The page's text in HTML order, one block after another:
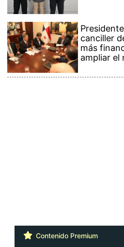
canciller
más
ampliar el
Contenido Premium